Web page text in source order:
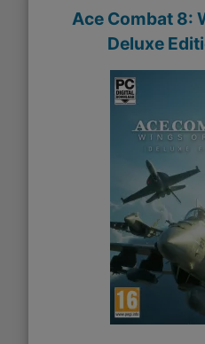
Ace Combat 8:
Deluxe